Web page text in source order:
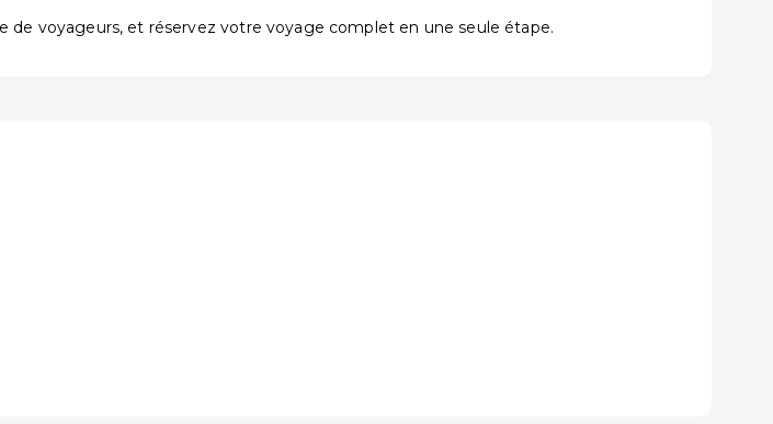
de voyageurs, et réservez votre voyage complet en une seule étape.